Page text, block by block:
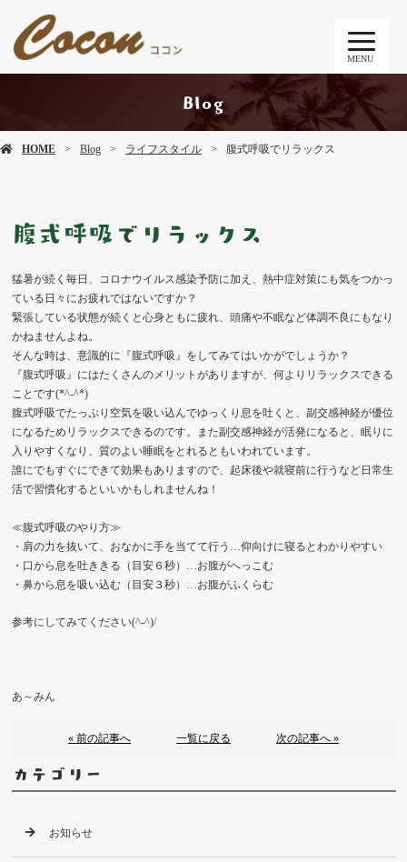
MENU
Blog
HOME Blog ライフスタイル 腹式呼吸でリラックス
腹式呼吸でリラックス
猛暑が続く毎日、コロナウイルス感染予防に加え、熱中症対策にも気をつかっ
ている日々にお疲れではないですか？
緊張している状態が続くと心身ともに疲れ、頭痛や不眠など体調不良にもなり
かねませんよね。
そんな時は、意識的に『腹式呼吸』をしてみてはいかがでしょうか？
『腹式呼吸』にはたくさんのメリットがありますが、何よりリラックスできる
ことです(*^-^*)
腹式呼吸でたっぷり空気を吸い込んでゆっくり息を吐くと、副交感神経が優位
になるためリラックスできるのです。また副交感神経が活発になると、眠りに
入りやすくなり、質のよい睡眠をとれるともいわれています。
誰にでもすぐにできて効果もありますので、起床後や就寝前に行うなど日常生
活で習慣化するといいかもしれませんね！
≪腹式呼吸のやり方≫
・肩の力を抜いて、おなかに手を当てて行う…仰向けに寝るとわかりやすい
・口から息を吐ききる（目安６秒）…お腹がへっこむ
・鼻から息を吸い込む（目安３秒）…お腹がふくらむ
参考にしてみてください(^-^)/
あ～みん
« 前の記事へ 一覧に戻る 次の記事へ »
カテゴリー
お知らせ